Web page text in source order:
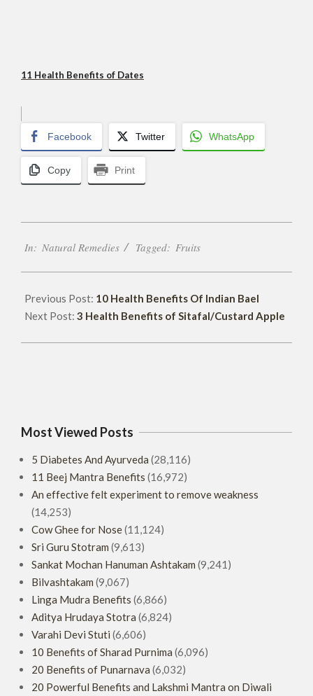
11 Health Benefits of Dates
Facebook Twitter WhatsApp
Copy Print
06-
In: Natural Remedies Tagged: Fruits
Previous Post: 10 Health Benefits Of Indian Bael
Next Post: 3 Health Benefits of Sitafal/Custard Apple
Most Viewed Posts
5 Diabetes And Ayurveda (28,116)
11 Beej Mantra Benefits (16,972)
An effective felt experiment to remove weakness
(14,253)
Cow Ghee for Nose(11,124)
Sri Guru Stotram (9,613)
Sankat Mochan Hanuman Ashtakam (9,241)
Bilvashtakam (9,067)
Linga Mudra Benefits (6,866)
Aditya Hrudaya Stotra (6,824)
Varahi Devi Stuti (6,606)
10 Benefits of Sharad Purnima (6,096)
20 Benefits of Punarnava (6,032)
20 Powerful Benefits and Lakshmi Mantra on Diwali